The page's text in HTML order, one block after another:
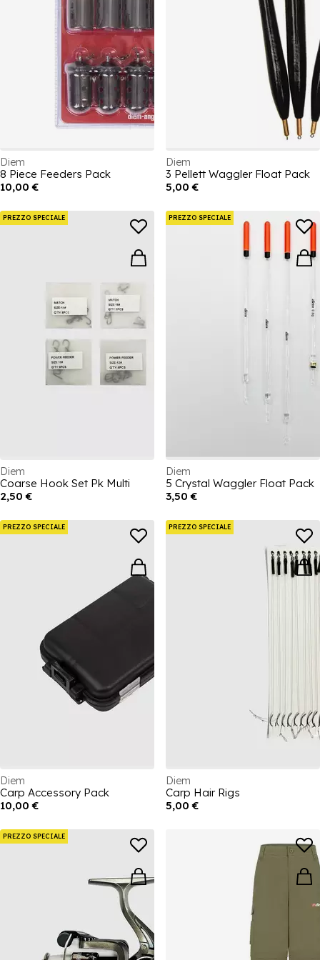
Diem
8 Piece Feeders Pack
10,00 €
Diem
3 Pellett Waggler Float Pack
5,00 €
PREZZO SPECIALE
Diem
Coarse Hook Set Pk Multi
2,50 €
PREZZO SPECIALE
Diem
5 Crystal Waggler Float Pack
3,50 €
PREZZO SPECIALE
Diem
Carp Accessory Pack
10,00 €
PREZZO SPECIALE
Diem
Carp Hair Rigs
5,00 €
PREZZO SPECIALE